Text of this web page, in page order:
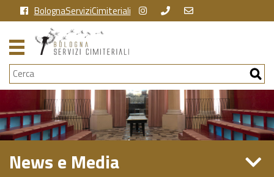
BolognaServiziCimiteriali
Cerca
News e Media